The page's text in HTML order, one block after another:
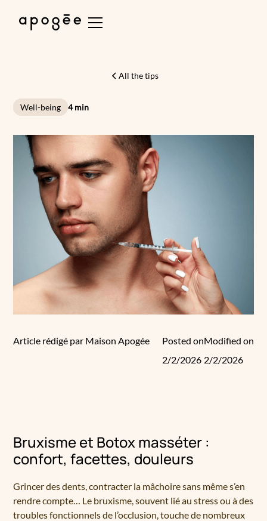
All the tips
Well-being 4 min
Article rédigé par Maison Apogée
Posted on
2/2/2026
Modified on
2/2/2026
Bruxisme et Botox masséter :
confort, facettes, douleurs
Grincer des dents, contracter la mâchoire sans même s’en
rendre compte… Le bruxisme, souvent lié au stress ou à des
troubles fonctionnels de l’occlusion, touche de nombreux